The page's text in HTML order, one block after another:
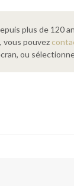
plus de 120
vous pouvez
ou